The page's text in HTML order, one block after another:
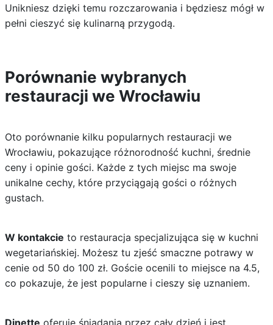
Unikniesz dzięki temu rozczarowania i będziesz mógł w
pełni cieszyć się kulinarną przygodą.
Porównanie wybranych
restauracji we Wrocławiu
Oto porównanie kilku popularnych restauracji we
Wrocławiu, pokazujące różnorodność kuchni, średnie
ceny i opinie gości. Każde z tych miejsc ma swoje
unikalne cechy, które przyciągają gości o różnych
gustach.
W kontakcie to restauracja specjalizująca się w kuchni
wegetariańskiej. Możesz tu zjeść smaczne potrawy w
cenie od 50 do 100 zł. Goście ocenili to miejsce na 4.5,
co pokazuje, że jest popularne i cieszy się uznaniem.
Dinette oferuje śniadania przez cały dzień i jest